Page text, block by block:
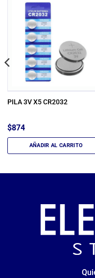
PILA 3V X5 CR2032
$874
AÑADIR AL CARRITO